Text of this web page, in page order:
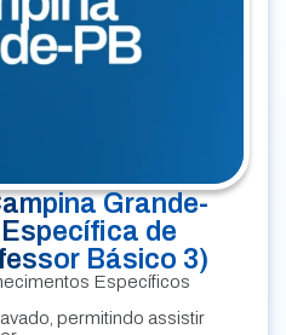
Grande-
de
Básico 3)
Específicos
permitindo assistir